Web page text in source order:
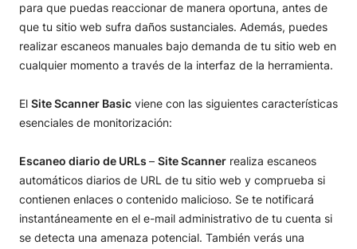
para que puedas reaccionar de manera oportuna, antes de
que tu sitio web sufra daños sustanciales. Además, puedes
realizar escaneos manuales bajo demanda de tu sitio web en
cualquier momento a través de la interfaz de la herramienta.
El Site Scanner Basic viene con las siguientes características
esenciales de monitorización:
Escaneo diario de URLs – Site Scanner realiza escaneos
automáticos diarios de URL de tu sitio web y comprueba si
contienen enlaces o contenido malicioso. Se te notificará
instantáneamente en el e-mail administrativo de tu cuenta si
se detecta una amenaza potencial. También verás una